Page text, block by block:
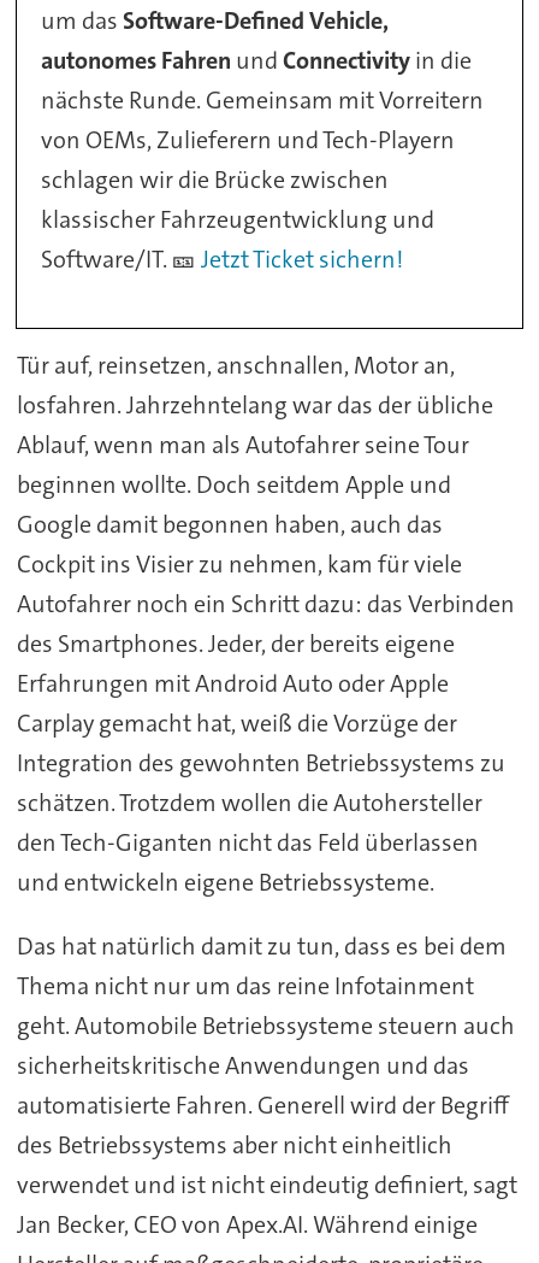
um dasSoftware-Defined Vehicle,
autonomes Fahren undConnectivityin die
nächste Runde. Gemeinsam mit Vorreitern
von OEMs, Zulieferern und Tech-Playern
schlagen wir die Brücke zwischen
klassischer Fahrzeugentwicklung und
Software/IT. 🎫Jetzt Ticket sichern!
Tür auf, reinsetzen, anschnallen, Motor an,
losfahren. Jahrzehntelang war das der übliche
Ablauf, wenn man als Autofahrer seine Tour
beginnen wollte. Doch seitdem Apple und
Google damit begonnen haben, auch das
Cockpit ins Visier zu nehmen, kam für viele
Autofahrer noch ein Schritt dazu: das Verbinden
des Smartphones. Jeder, der bereits eigene
Erfahrungen mit Android Auto oder Apple
Carplay gemacht hat, weiß die Vorzüge der
Integration des gewohnten Betriebssystems zu
schätzen. Trotzdem wollen die Autohersteller
den Tech-Giganten nicht das Feld überlassen
und entwickeln eigene Betriebssysteme.
Das hat natürlich damit zu tun, dass es bei dem
Thema nicht nur um das reine Infotainment
geht. Automobile Betriebssysteme steuern auch
sicherheitskritische Anwendungen und das
automatisierte Fahren. Generell wird der Begriff
des Betriebssystems aber nicht einheitlich
verwendet und ist nicht eindeutig definiert, sagt
Jan Becker, CEO von Apex.AI. Während einige